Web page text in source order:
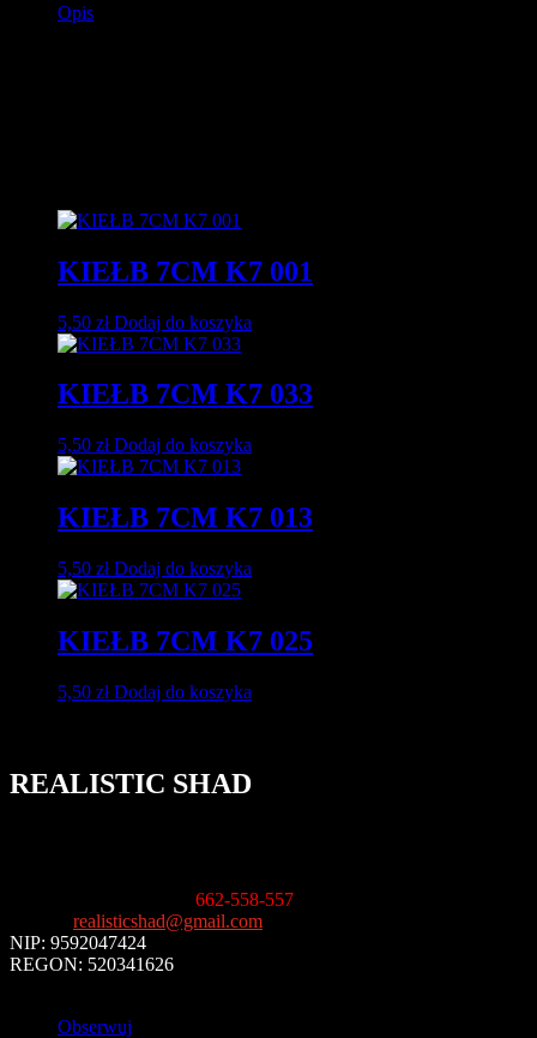
Opis
KIEŁB 7CM K7 001
5,50 zł Dodaj do koszyka
KIEŁB 7CM K7 033
5,50 zł Dodaj do koszyka
KIEŁB 7CM K7 013
5,50 zł Dodaj do koszyka
KIEŁB 7CM K7 025
5,50 zł Dodaj do koszyka
REALISTIC SHAD
662-558-557
realisticshad@gmail.com
NIP: 9592047424
REGON: 520341626
Obserwuj